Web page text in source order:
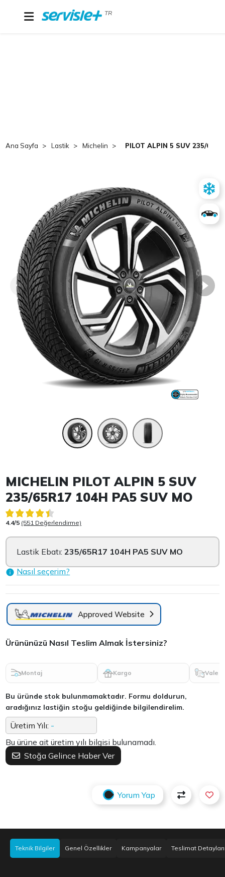
TR
Ana Sayfa Lastik Michelin PILOT ALPIN 5 SUV 235/
Item 1 of 3
MICHELIN PILOT ALPIN 5 SUV
235/65R17 104H PA5 SUV MO
4.4/5 (551 Değerlendirme)
Lastik Ebatı:235/65R17 104H PA5 SUV MO
Nasıl seçerim?
Approved Website
Ürününüzü Nasıl Teslim Almak İstersiniz?
Montaj Kargo Vale
Bu üründe stok bulunmamaktadır. Formu doldurun,
aradığınız lastiğin stoğu geldiğinde bilgilendirelim.
Üretim Yılı: -
Bu ürüne ait üretim yılı bilgisi bulunamadı.
Stoğa Gelince Haber Ver
Yorum Yap
Teknik Bilgiler Genel Özellikler Kampanyalar Teslimat Detayları